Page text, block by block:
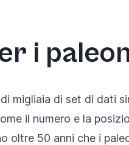
i
migliaia di set di dati
il numero e la
oltre 50 anni che i